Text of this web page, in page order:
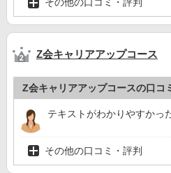
Z会キャリアアップコース
Z会キャリアアップコースの口コ
テキストがわかりやすかっ
その他の口コミ・評判